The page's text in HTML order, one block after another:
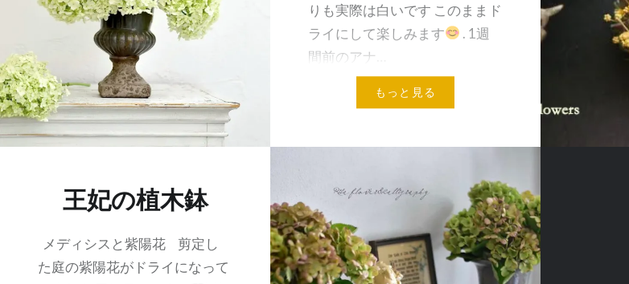
りも実際は白いです このままド
ライにして楽しみます
. 1週
間前のアナ…
もっと見る
王妃の植木鉢
メディシスと紫陽花 剪定し
た庭の紫陽花がドライになって